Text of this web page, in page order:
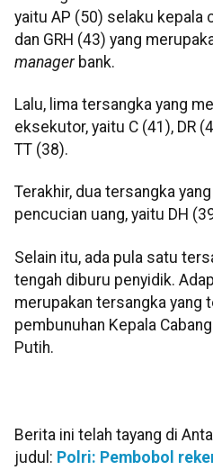
yaitu AP (50) selaku kepala
dan GRH (43) yang
managerbank.
Lalu, lima tersangka yang
eksekutor, yaitu C (41), DR
TT (38).
Terakhir, dua tersangka
pencucian uang, yaitu DH
Selain itu, ada pula satu
tengah diburu penyidik.
merupakan tersangka yang
pembunuhan Kepala
Putih.
Berita ini telah tayang di
judul: Polri: Pembobol